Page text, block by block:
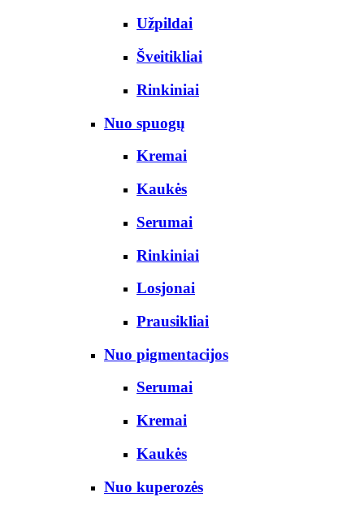
Užpildai
Šveitikliai
Rinkiniai
Nuo spuogų
Kremai
Kaukės
Serumai
Rinkiniai
Losjonai
Prausikliai
Nuo pigmentacijos
Serumai
Kremai
Kaukės
Nuo kuperozės